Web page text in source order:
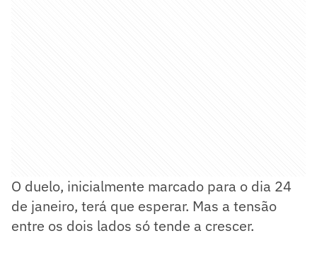
O duelo, inicialmente marcado para o dia 24
de janeiro, terá que esperar. Mas a tensão
entre os dois lados só tende a crescer.